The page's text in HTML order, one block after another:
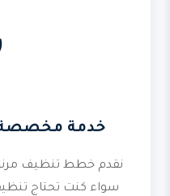
خدمة مخصصة
نقدم خطط تنظيف
سواء كنت تحتاج